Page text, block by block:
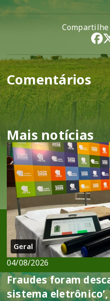
Comentários
Mais notícias
Geral
04/08/2026
Fraudes foram
sistema eletrônico’,